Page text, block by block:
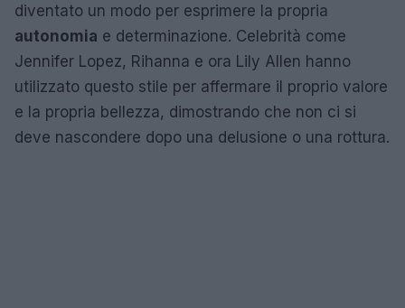
diventato un modo per esprimere la propria
autonomia e determinazione. Celebrità come
Jennifer Lopez, Rihanna e ora Lily Allen hanno
utilizzato questo stile per affermare il proprio valore
e la propria bellezza, dimostrando che non ci si
deve nascondere dopo una delusione o una rottura.